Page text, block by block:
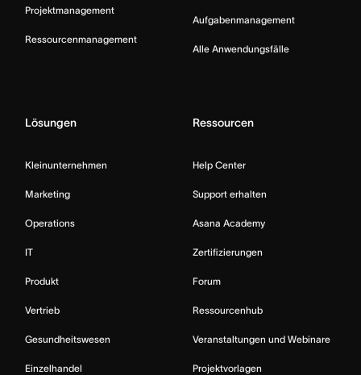
Projektmanagement
Ressourcenmanagement
Aufgabenmanagement
Alle Anwendungsfälle
Lösungen
Kleinunternehmen
Marketing
Operations
IT
Produkt
Vertrieb
Gesundheitswesen
Einzelhandel
Ressourcen
Help Center
Support erhalten
Asana Academy
Zertifizierungen
Forum
Ressourcenhub
Veranstaltungen und Webinare
Projektvorlagen